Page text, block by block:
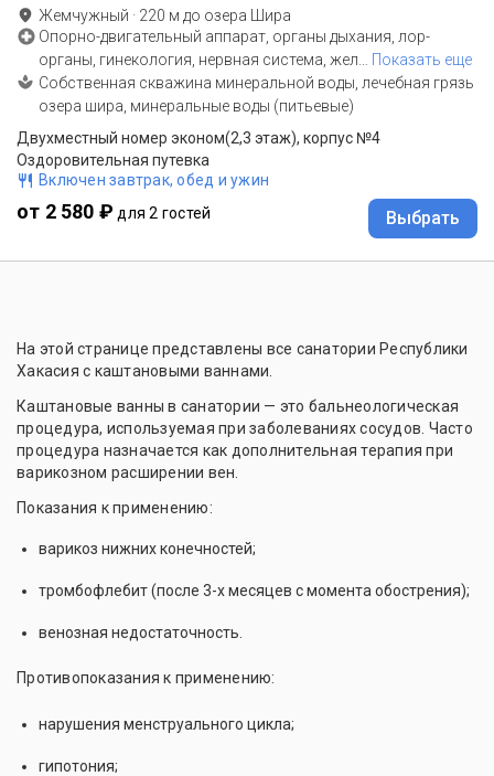
Жемчужный · 220 м до озера Шира
Опорно-двигательный аппарат, органы дыхания, лор-
органы, гинекология, нервная система, жел
Показать еще
Собственная скважина минеральной воды, лечебная грязь
озера шира, минеральные воды (питьевые)
Двухместный номер эконом(2,3 этаж), корпус №4
Оздоровительная путевка
Включен завтрак, обед и ужин
от 2 580 ₽ для 2 гостей Выбрать
На этой странице представлены все санатории Республики
Хакасия с каштановыми ваннами.
Каштановые ванны в санатории — это бальнеологическая
процедура, используемая при заболеваниях сосудов. Часто
процедура назначается как дополнительная терапия при
варикозном расширении вен.
Показания к применению:
варикоз нижних конечностей;
тромбофлебит (после 3-х месяцев с момента обострения);
венозная недостаточность.
Противопоказания к применению:
нарушения менструального цикла;
гипотония;